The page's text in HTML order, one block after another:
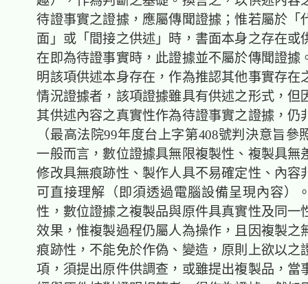
待證事實之證據，應屬傳聞證據；惟若屬於「
面」或「間接之供述」時，書面本身之存在或
在即為待證事實時，此證據並不屬於傳聞證據
明該項供述本身存在，作為推認其他事實存在
情況證據者，該項證據雖具有供述之形式，但
其供述內容之真實性作為待證事實之證據，仍
（最高法院99年度台上字第408號判決意旨參
一般而言，數位證據具無限複製性、複製具無
修改具無痕跡性、製作人具不易確定性、內容
可直接理解（即須透過電腦設備呈現內容）
性，數位證據之複製品與原件具真實性及同一
效果，惟複製過程仍屬人為操作，且因複製之
痕跡性，不能免於作偽、變造，原則上欲以之
項，須提出原件供調查，或雖提出複製品，當